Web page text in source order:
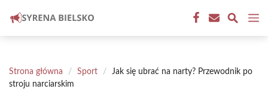
treści
Strona główna / Sport /
Jak się ubrać na narty? Przewodnik po
stroju narciarskim